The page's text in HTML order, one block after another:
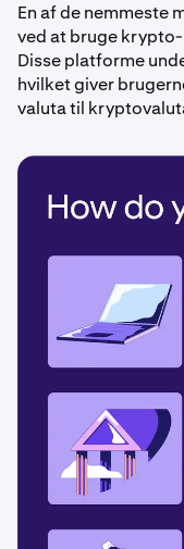
En af de nemmeste
ved at bruge
Disse platforme
hvilket giver
valuta til